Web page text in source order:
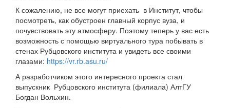
К сожалению, не все могут приехать в Институт, чтобы
посмотреть, как обустроен главный корпус вуза, и
почувствовать эту атмосферу. Поэтому теперь у вас есть
возможность с помощью виртуального тура побывать в
стенах Рубцовского института и увидеть все своими
глазами: https://vr.rb.asu.ru/
А разработчиком этого интересного проекта стал
выпускник Рубцовского института (филиала) АлтГУ
Богдан Вольхин.